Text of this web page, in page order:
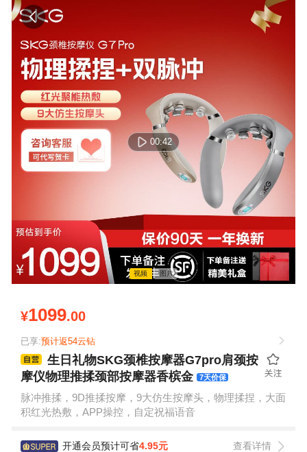
00:42
00:00:00 / 00:00:00
视频 图片
¥1099.00
已享:预计返54云钻
生日礼物SKG颈椎按摩器G7pro肩颈按
摩仪物理推揉颈部按摩器香槟金 7天价保
脉冲推揉，9D推揉按摩，9大仿生按摩头，物理揉捏，大面
积红光热敷，APP操控，自定祝福语音
开通会员预计可省4.95元 查看详情